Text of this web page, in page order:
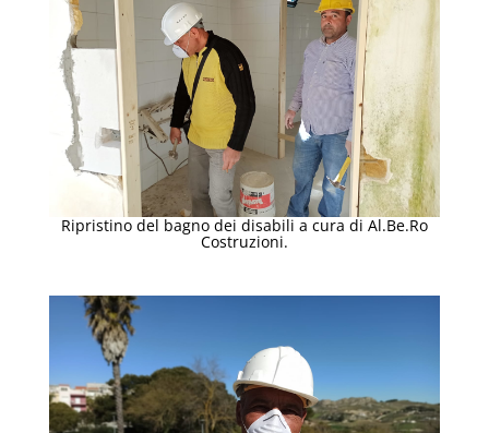
Ripristino del bagno dei disabili a cura di Al.Be.Ro
Costruzioni.